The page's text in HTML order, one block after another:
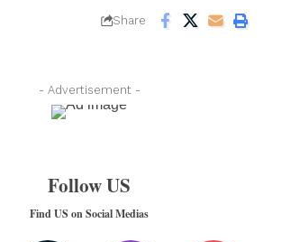
Share
- Advertisement -
Follow US
Find US on Social Medias